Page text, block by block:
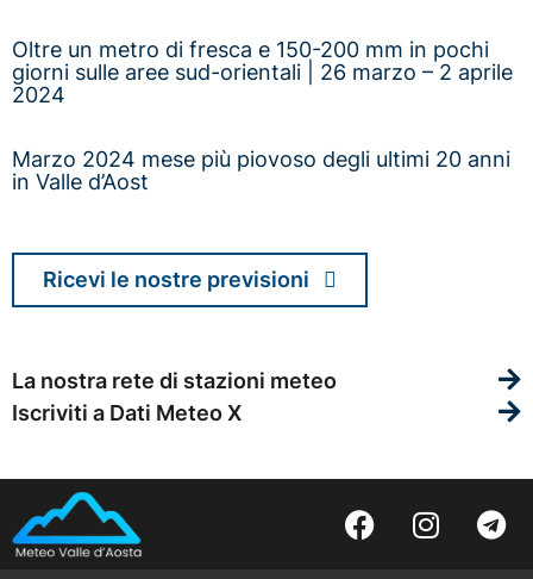
Oltre un metro di fresca e 150-200 mm in pochi
giorni sulle aree sud-orientali | 26 marzo – 2 aprile
2024
Marzo 2024 mese più piovoso degli ultimi 20 anni
in Valle d’Aost
Ricevi le nostre previsioni
La nostra rete di stazioni meteo
Iscriviti a Dati Meteo X